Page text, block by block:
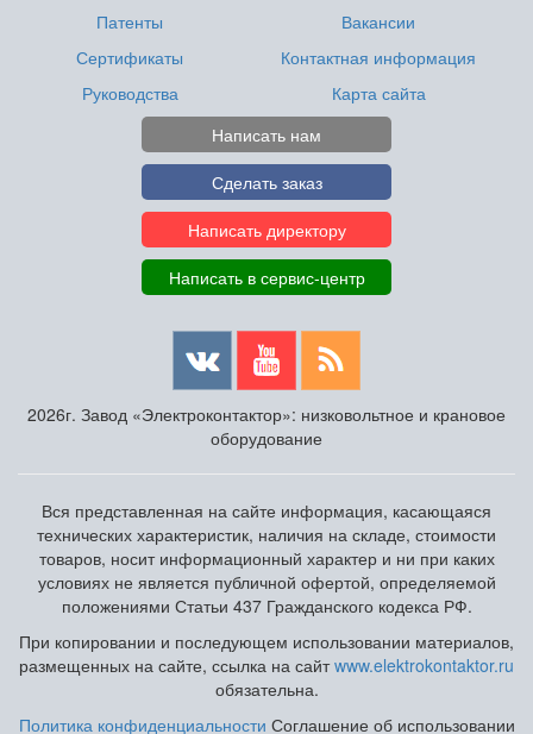
Патенты
Сертификаты
Руководства
Вакансии
Контактная информация
Карта сайта
Написать нам
Сделать заказ
Написать директору
Написать в сервис-центр
2026г. Завод «Электроконтактор»: низковольтное и крановое
оборудование
Вся представленная на сайте информация, касающаяся
технических характеристик, наличия на складе, стоимости
товаров, носит информационный характер и ни при каких
условиях не является публичной офертой, определяемой
положениями Статьи 437 Гражданского кодекса РФ.
При копировании и последующем использовании материалов,
размещенных на сайте, ссылка на сайтwww.elektrokontaktor.ru
обязательна.
Политика конфиденциальности Соглашение об использовании